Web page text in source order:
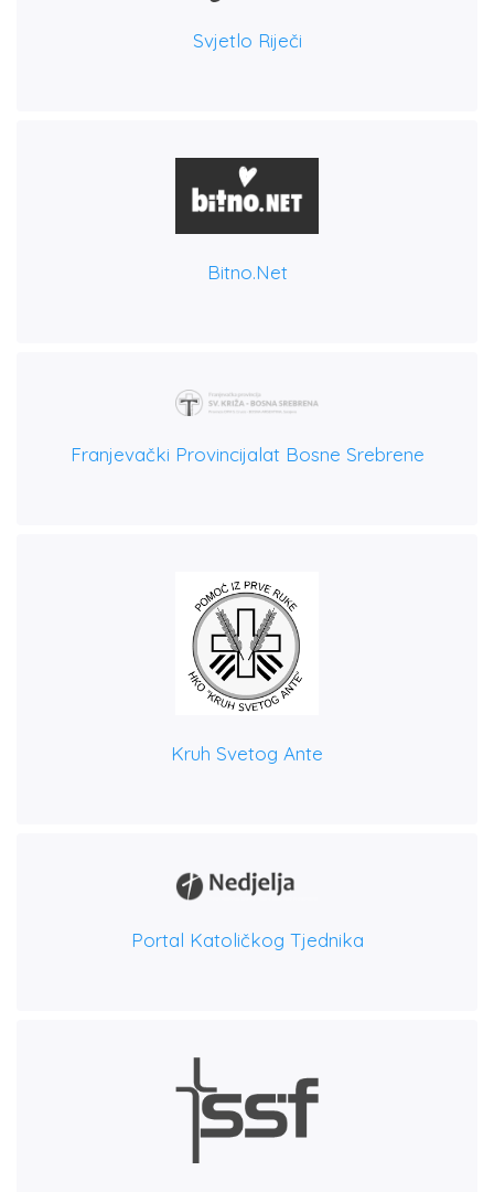
Svjetlo Riječi
Bitno.net
Franjevački Provincijalat Bosne Srebrene
Kruh Svetog Ante
Portal Katoličkog Tjednika